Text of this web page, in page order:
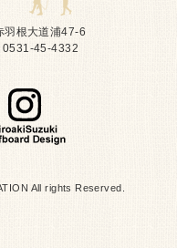
羽根大道浦47-6
45-4332
All rights Reserved.